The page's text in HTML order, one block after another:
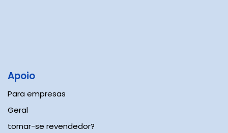
Apoio​
Para empresas
Geral
tornar-se revendedor?